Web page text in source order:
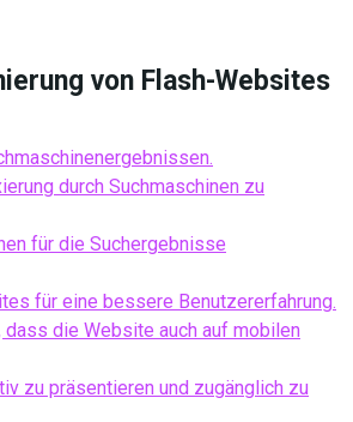
von Flash-Websites
durch Suchmaschinen zu
für die Suchergebnisse
für eine bessere Benutzererfahrung.
die Website auch auf mobilen
zu präsentieren und zugänglich zu